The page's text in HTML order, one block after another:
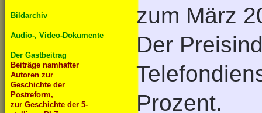
Bildarchiv
Audio-, Video-Dokumente
Der Gastbeitrag
Beiträge namhafter
Autoren zur
Geschichte der
Postreform,
zur Geschichte der 5-
zum März
Der
Prozent.